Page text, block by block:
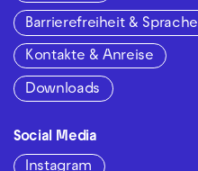
Barrierefreiheit & Sprache
Kontakte & Anreise
Downloads
Social Media
Instagram